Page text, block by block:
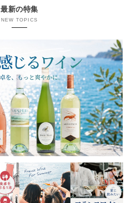
最新の特集
NEW TOPICS